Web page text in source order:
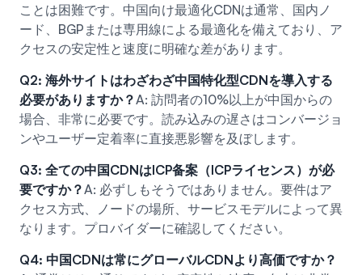
ことは困難です。中国向け最適化CDNは通常、国内ノ
ード、BGPまたは専用線による最適化を備えており、ア
クセスの安定性と速度に明確な差があります。
Q2: 海外サイトはわざわざ中国特化型CDNを導入する
必要がありますか？A: 訪問者の10%以上が中国からの
場合、非常に必要です。読み込みの遅さはコンバージョ
ンやユーザー定着率に直接悪影響を及ぼします。
Q3: 全ての中国CDNはICP备案（ICPライセンス）が必
要ですか？A: 必ずしもそうではありません。要件はア
クセス方式、ノードの場所、サービスモデルによって異
なります。プロバイダーに確認してください。
Q4: 中国CDNは常にグローバルCDNより高価ですか？